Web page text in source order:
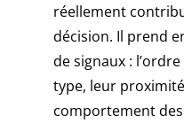
réellement
décision. Il prend
de signaux :
type, leur
comportement